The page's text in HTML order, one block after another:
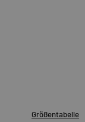
Größentabelle